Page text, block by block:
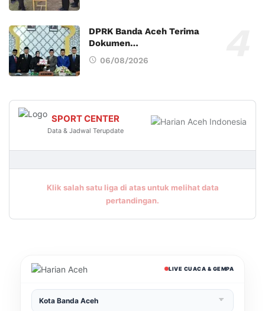
DPRK Banda Aceh Terima
Dokumen…
06/08/2026
SPORT CENTER
Data & Jadwal Terupdate
Klik salah satu liga di atas untuk melihat data
pertandingan.
LIVE CUACA & GEMPA